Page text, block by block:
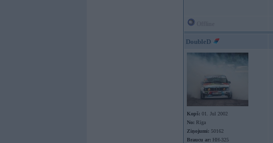
DoubleD
Kopš: 01. Jul 2002
No: Rīga
Ziņojumi: 50162
Braucu ar: HH-325